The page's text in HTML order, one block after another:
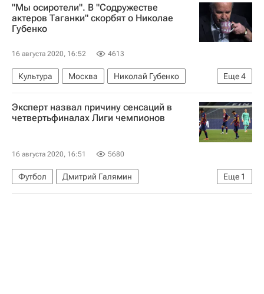
Башкирская содовая компания
"Мы осиротели". В "Содружестве
актеров Таганки" скорбят о Николае
Губенко
16 августа 2020, 16:52 4613
Еще4
Культура Москва
Николай Губенко
Московская городская дума
Содружество актеров Таганки
Театр
Эксперт назвал причину сенсаций в
четвертьфиналах Лиги чемпионов
16 августа 2020, 16:51 5680
Еще 1
Футбол
Дмитрий Галямин
Лига чемпионов УЕФА 2026-2027